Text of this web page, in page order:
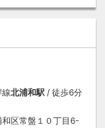
線北浦和駅 / 徒歩6分
区常盤１０丁目6-